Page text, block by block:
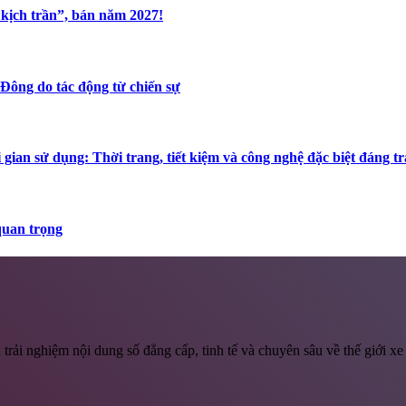
trần”, bán năm 2027!
do tác động từ chiến sự
sử dụng: Thời trang, tiết kiệm và công nghệ đặc biệt đáng
trọng
nghiệm nội dung số đẳng cấp, tinh tế và chuyên sâu về thế giới